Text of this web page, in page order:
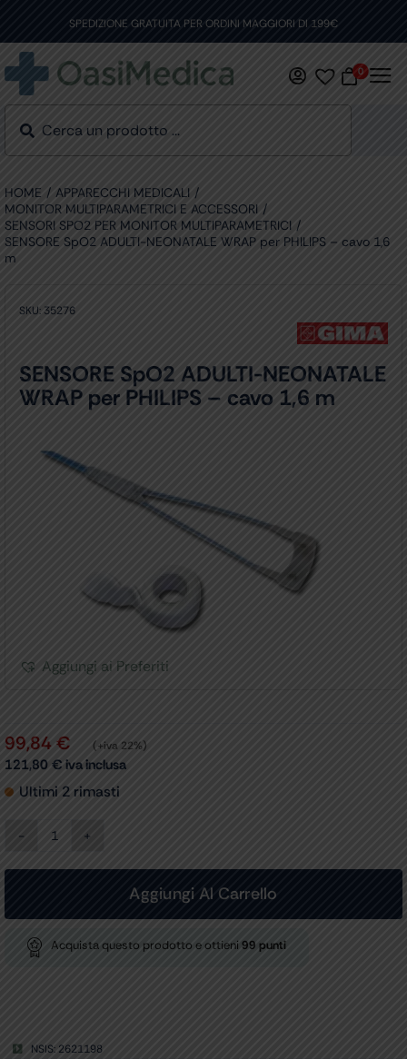
content
SPEDIZIONE GRATUITA PER ORDINI MAGGIORI DI 199€
0
HOME
APPARECCHI MEDICALI
MONITOR MULTIPARAMETRICI E ACCESSORI
SENSORI SPO2 PER MONITOR MULTIPARAMETRICI
SENSORE SpO2 ADULTI-NEONATALE WRAP per PHILIPS – cavo 1,6
m
SKU: 35276
SENSORE SpO2 ADULTI-NEONATALE
WRAP per PHILIPS – cavo 1,6 m
Aggiungi ai Preferiti
99,84€ (+iva 22%)
121,80 € iva inclusa
Ultimi 2 rimasti
SENSORE
ADULTI-
NEONATALE
per
PHILIPS
Aggiungi Al Carrello
Acquista questo prodotto e ottieni 99 punti
NSIS: 2621198